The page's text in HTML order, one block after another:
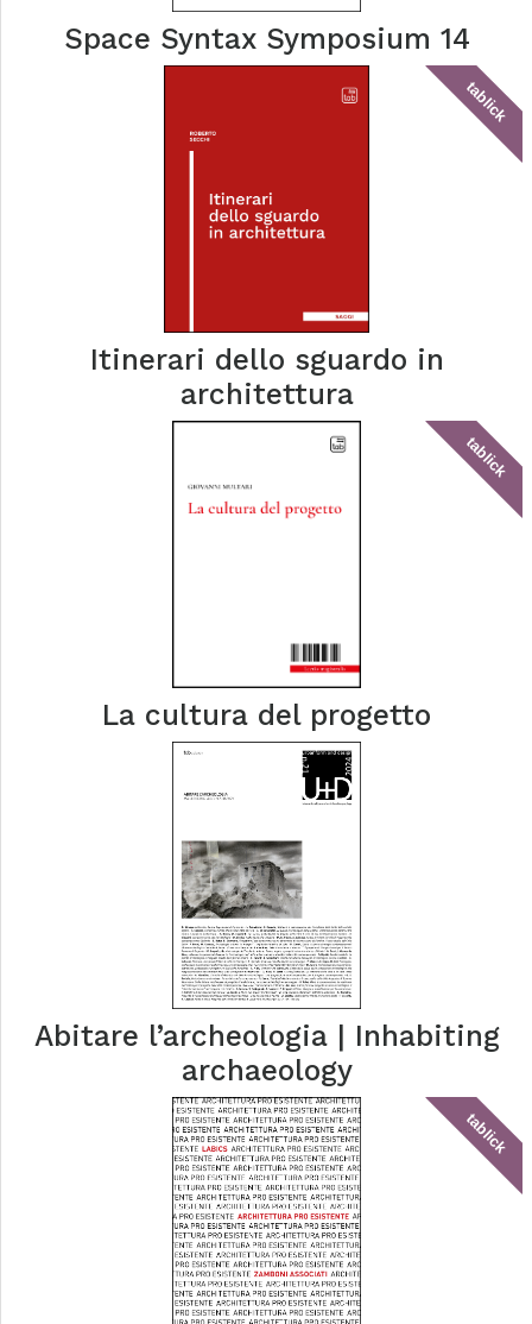
Space Syntax Symposium 14
tablick
Itinerari dello sguardo in
architettura
tablick
La cultura del progetto
Abitare l’archeologia | Inhabiting
archaeology
tablick